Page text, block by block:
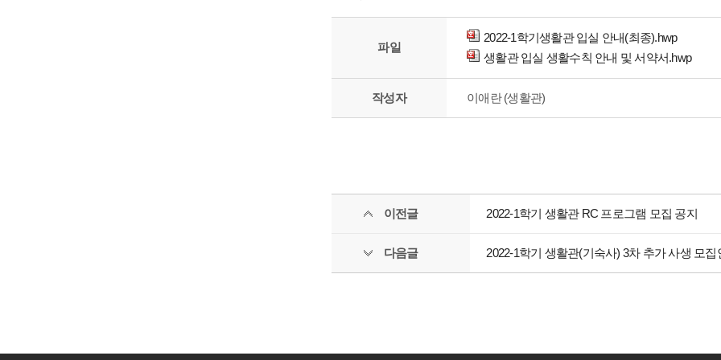
파일
2022-1학기생활관 입실 안내(최종).hwp
생활관 입실 생활수칙 안내 및 서약서.hwp
작성자 이애란 (생활관)
이전글 2022-1학기 생활관 RC 프로그램 모집 공지
다음글 2022-1학기 생활관(기숙사) 3차 추가 사생 모집